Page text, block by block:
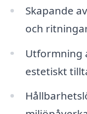
Skapande
och
Utformning
estetiskt